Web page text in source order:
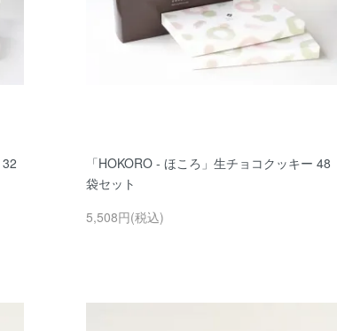
「HOKORO - ほころ」生チョコクッキー 48
袋セット
5,508円(税込)